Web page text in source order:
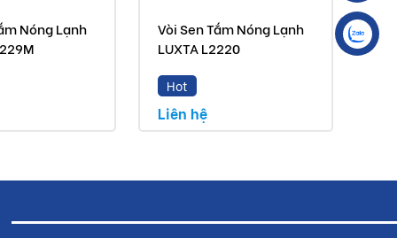
Nóng Lạnh
Vòi Sen Tắm Nóng Lạnh
LUXTA L2220
Hot
Liên hệ